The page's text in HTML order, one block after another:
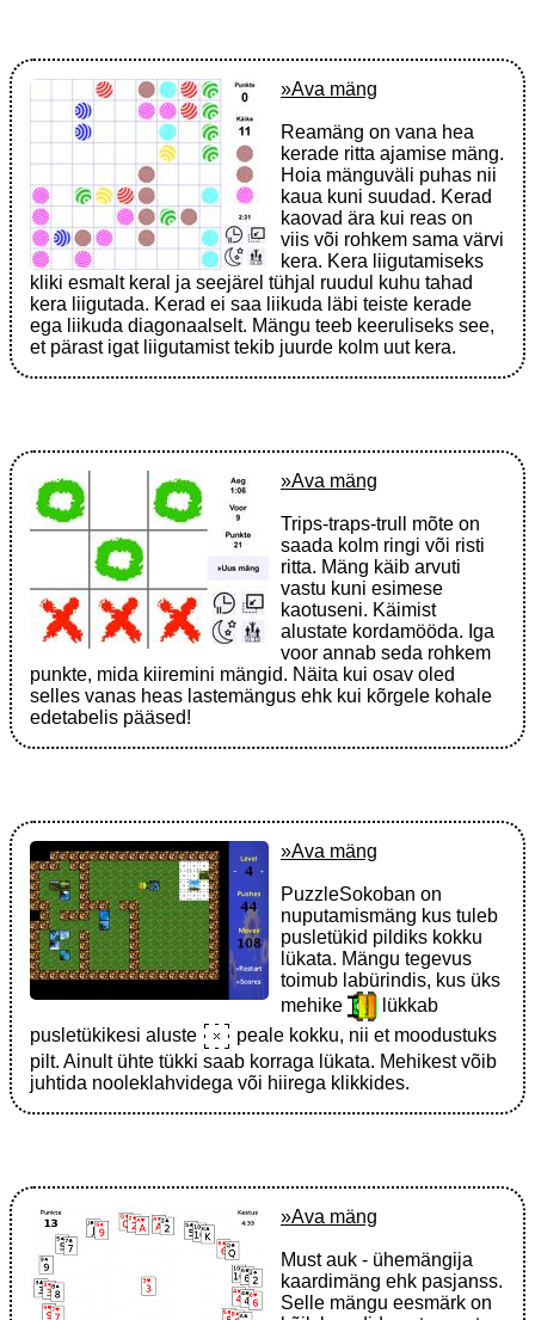
»Ava mäng
Reamäng on vana hea
kerade ritta ajamise mäng.
Hoia mänguväli puhas nii
kaua kuni suudad. Kerad
kaovad ära kui reas on
viis või rohkem sama värvi
kera. Kera liigutamiseks
kliki esmalt keral ja seejärel tühjal ruudul kuhu tahad
kera liigutada. Kerad ei saa liikuda läbi teiste kerade
ega liikuda diagonaalselt. Mängu teeb keeruliseks see,
et pärast igat liigutamist tekib juurde kolm uut kera.
»Ava mäng
Trips-traps-trull mõte on
saada kolm ringi või risti
ritta. Mäng käib arvuti
vastu kuni esimese
kaotuseni. Käimist
alustate kordamööda. Iga
voor annab seda rohkem
punkte, mida kiiremini mängid. Näita kui osav oled
selles vanas heas lastemängus ehk kui kõrgele kohale
edetabelis pääsed!
»Ava mäng
PuzzleSokoban on
nuputamismäng kus tuleb
pusletükid pildiks kokku
lükata. Mängu tegevus
toimub labürindis, kus üks
mehike
lükkab
pusletükikesi aluste
peale kokku, nii et moodustuks
pilt. Ainult ühte tükki saab korraga lükata. Mehikest võib
juhtida nooleklahvidega või hiirega klikkides.
»Ava mäng
Must auk - ühemängija
kaardimäng ehk pasjanss.
Selle mängu eesmärk on